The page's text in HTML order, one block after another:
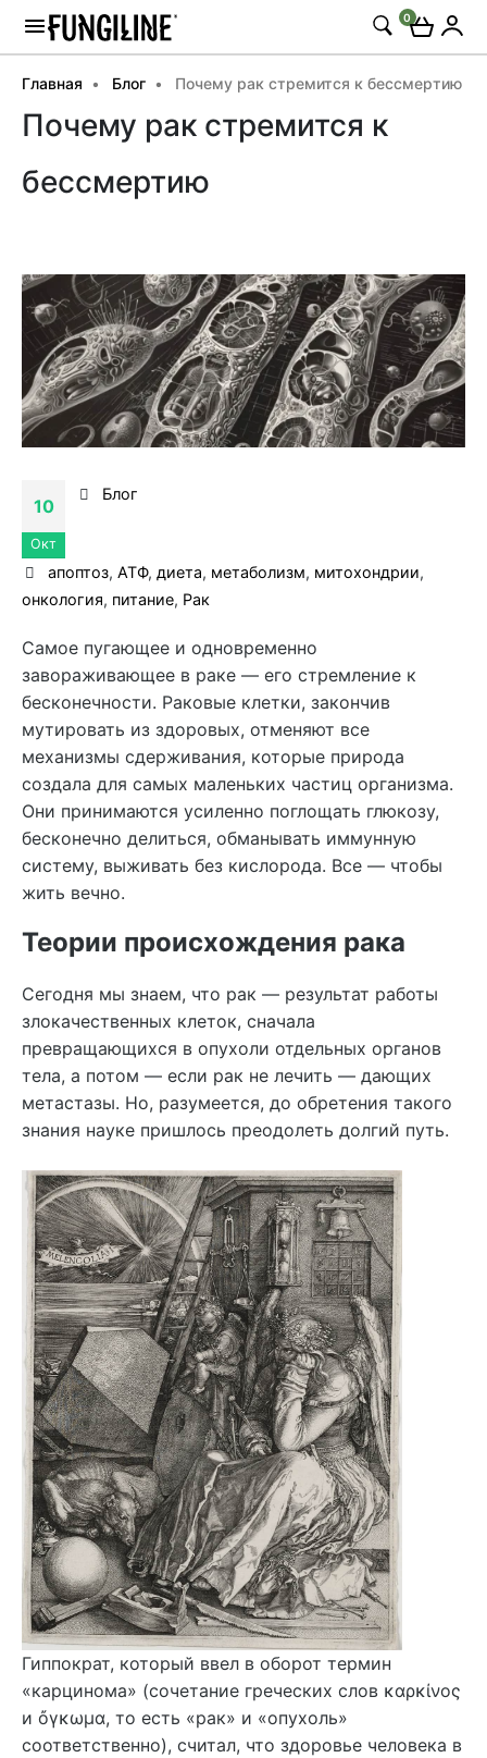
0
Главная Блог Почему рак стремится к бессмертию
Почему рак стремится к
бессмертию
10
Окт
Блог
апоптоз,АТФ, диета, метаболизм, митохондрии,
онкология, питание, Рак
Самое пугающее и одновременно
завораживающее в раке — его стремление к
бесконечности. Раковые клетки, закончив
мутировать из здоровых, отменяют все
механизмы сдерживания, которые природа
создала для самых маленьких частиц организма.
Они принимаются усиленно поглощать глюкозу,
бесконечно делиться, обманывать иммунную
систему, выживать без кислорода. Все — чтобы
жить вечно.
Теории происхождения рака
Сегодня мы знаем, что рак — результат работы
злокачественных клеток, сначала
превращающихся в опухоли отдельных органов
тела, а потом — если рак не лечить — дающих
метастазы. Но, разумеется, до обретения такого
знания науке пришлось преодолеть долгий путь.
Гиппократ, который ввел в оборот термин
«карцинома» (сочетание греческих слов καρκίνος
и ὄγκωμα, то есть «рак» и «опухоль»
соответственно), считал, что здоровье человека в